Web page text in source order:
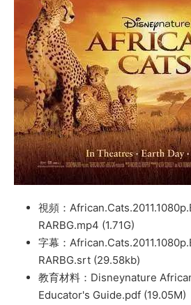
視頻：
RARBG.mp4 (1.71G)
字幕：
RARBG.srt (29.58kb)
教育材料：Disneynature
Educator's Guide.pdf (19.05M)